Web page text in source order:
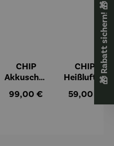
CHIP
Akkuschra
Regulärer Preis:
99,00 €
CHIP
Heißluftfri
Regulärer
59,00 €
🎁 Rabatt sichern! 🎁